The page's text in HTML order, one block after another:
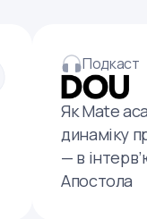
Подкаст
Як Mate
динаміку
— в
Апостола